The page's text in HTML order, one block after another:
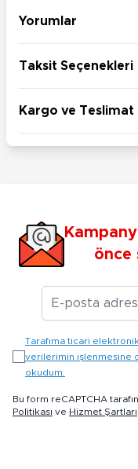
Yorumlar
Taksit Seçenekleri
Kargo ve Teslimat
önce
Tarafıma ticari
verilerimin işlenmesine
okudum.
Bu form reCAPTCHA
Politikası ve Hizmet Şartları